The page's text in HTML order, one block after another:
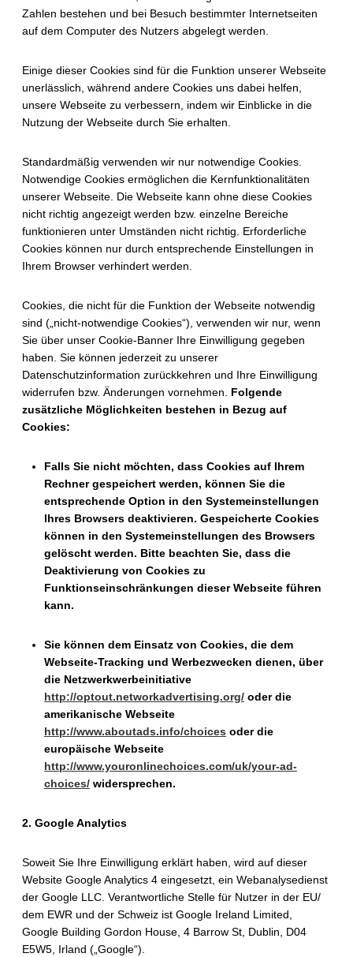
Zahlen bestehen und bei Besuch bestimmter Internetseiten
auf dem Computer des Nutzers abgelegt werden.
Einige dieser Cookies sind für die Funktion unserer Webseite
unerlässlich, während andere Cookies uns dabei helfen,
unsere Webseite zu verbessern, indem wir Einblicke in die
Nutzung der Webseite durch Sie erhalten.
Standardmäßig verwenden wir nur notwendige Cookies.
Notwendige Cookies ermöglichen die Kernfunktionalitäten
unserer Webseite. Die Webseite kann ohne diese Cookies
nicht richtig angezeigt werden bzw. einzelne Bereiche
funktionieren unter Umständen nicht richtig. Erforderliche
Cookies können nur durch entsprechende Einstellungen in
Ihrem Browser verhindert werden.
Cookies, die nicht für die Funktion der Webseite notwendig
sind („nicht-notwendige Cookies“), verwenden wir nur, wenn
Sie über unser Cookie-Banner Ihre Einwilligung gegeben
haben. Sie können jederzeit zu unserer
Datenschutzinformation zurückkehren und Ihre Einwilligung
widerrufen bzw. Änderungen vornehmen. Folgende
zusätzliche Möglichkeiten bestehen in Bezug auf
Cookies:
Falls Sie nicht möchten, dass Cookies auf Ihrem
Rechner gespeichert werden, können Sie die
entsprechende Option in den Systemeinstellungen
Ihres Browsers deaktivieren. Gespeicherte Cookies
können in den Systemeinstellungen des Browsers
gelöscht werden. Bitte beachten Sie, dass die
Deaktivierung von Cookies zu
Funktionseinschränkungen dieser Webseite führen
kann.
Sie können dem Einsatz von Cookies, die dem
Webseite-Tracking und Werbezwecken dienen, über
die Netzwerkwerbeinitiative
http://optout.networkadvertising.org/ oder die
amerikanische Webseite
http://www.aboutads.info/choices oder die
europäische Webseite
http://www.youronlinechoices.com/uk/your-ad-
choices/ widersprechen.
2. Google Analytics
Soweit Sie Ihre Einwilligung erklärt haben, wird auf dieser
Website Google Analytics 4 eingesetzt, ein Webanalysedienst
der Google LLC. Verantwortliche Stelle für Nutzer in der EU/
dem EWR und der Schweiz ist Google Ireland Limited,
Google Building Gordon House, 4 Barrow St, Dublin, D04
E5W5, Irland („Google“).